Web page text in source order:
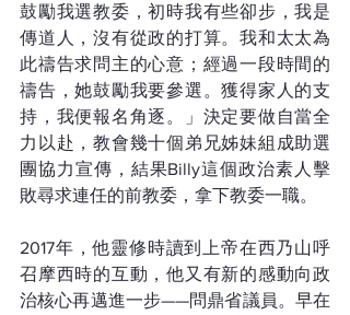
鼓勵我選教委，初時我有些卻步，我是
傳道人，沒有從政的打算。我和太太為
此禱告求問主的心意；經過一段時間的
禱告，她鼓勵我要參選。獲得家人的支
持，我便報名角逐。」決定要做自當全
力以赴，教會幾十個弟兄姊妹組成助選
團協力宣傳，結果Billy這個政治素人擊
敗尋求連任的前教委，拿下教委一職。
2017年，他靈修時讀到上帝在西乃山呼
召摩西時的互動，他又有新的感動向政
治核心再邁進一步——問鼎省議員。早在